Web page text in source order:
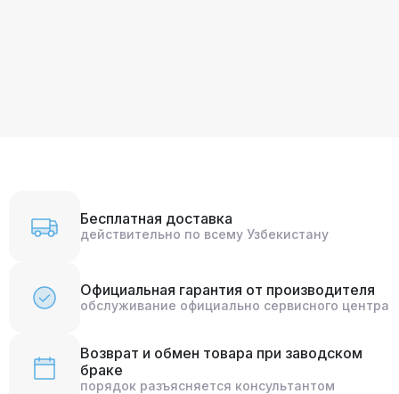
Бесплатная доставка
действительно по всему Узбекистану
Официальная гарантия от производителя
обслуживание официально сервисного центра
Возврат и обмен товара при заводском
браке
порядок разъясняется консультантом